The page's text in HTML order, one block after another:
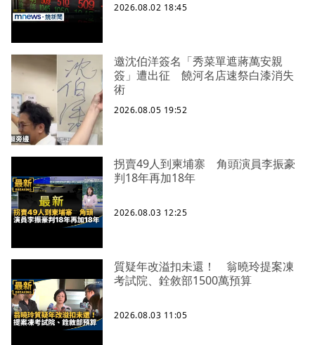
2026.08.02 18:45
邀沈伯洋簽名「秀菜單遮蔣萬安親
簽」遭出征 饒河名店速祭白漆消失
術
2026.08.05 19:52
拐賣49人到柬埔寨 角頭演員李振豪
判18年再加18年
2026.08.03 12:25
質疑年改溢扣未還！ 翁曉玲提案凍
考試院、銓敘部1500萬預算
2026.08.03 11:05